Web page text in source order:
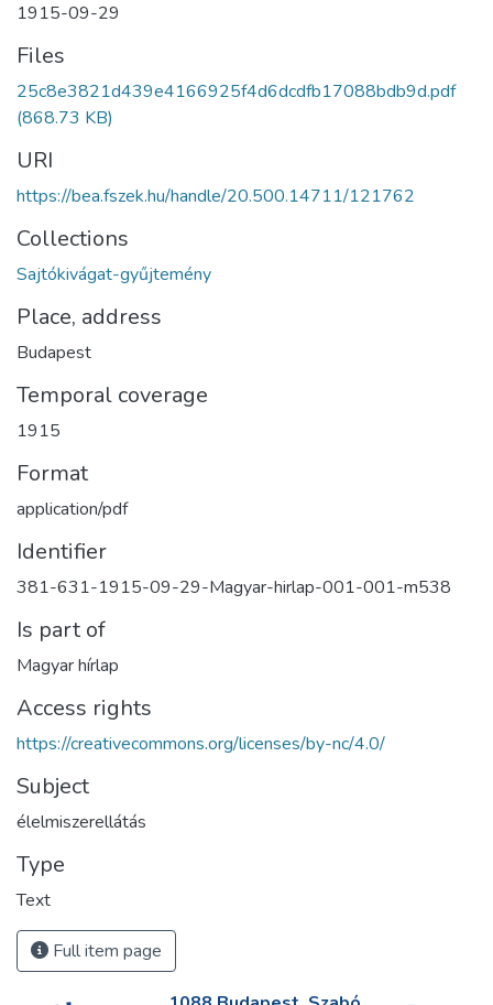
1915-09-29
Files
25c8e3821d439e4166925f4d6dcdfb17088bdb9d.pdf
(868.73 KB)
URI
https://bea.fszek.hu/handle/20.500.14711/121762
Collections
Sajtókivágat-gyűjtemény
Place, address
Budapest
Temporal coverage
1915
Format
application/pdf
Identifier
381-631-1915-09-29-Magyar-hirlap-001-001-m538
Is part of
Magyar hírlap
Access rights
https://creativecommons.org/licenses/by-nc/4.0/
Subject
élelmiszerellátás
Type
Text
Full item page